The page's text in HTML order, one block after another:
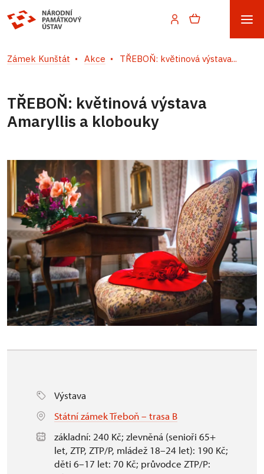
Zámek Kunštát Akce TŘEBOŇ: květinová výstava...
TŘEBOŇ: květinová výstava
Amaryllis a klobouky
Výstava
Státní zámek Třeboň – trasa B
základní: 240 Kč; zlevněná (senioři 65+
let, ZTP, ZTP/P, mládež 18–24 let): 190 Kč;
děti 6–17 let: 70 Kč; průvodce ZTP/P: